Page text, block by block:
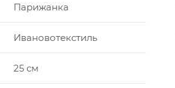
Парижанка
Ивановотекстиль
25 см